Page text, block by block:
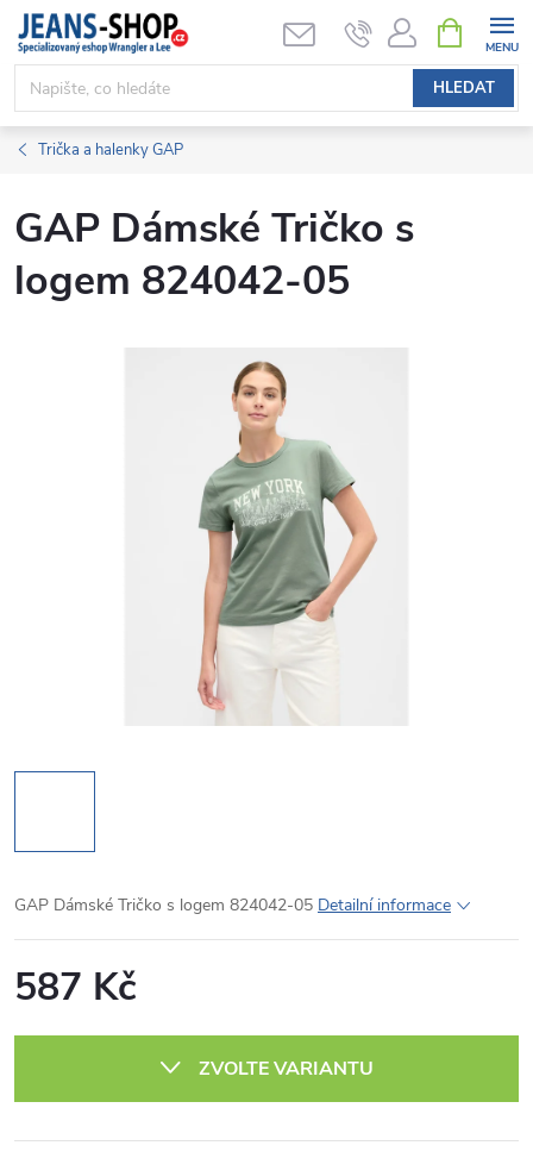
Přejít
obsah
HLEDAT
NÁKUPNÍ
KOŠÍK
Trička a halenky GAP
GAP Dámské Tričko s
logem 824042-05
GAP Dámské Tričko s logem 824042-05 Detailní informace
587 Kč
ZVOLTE VARIANTU